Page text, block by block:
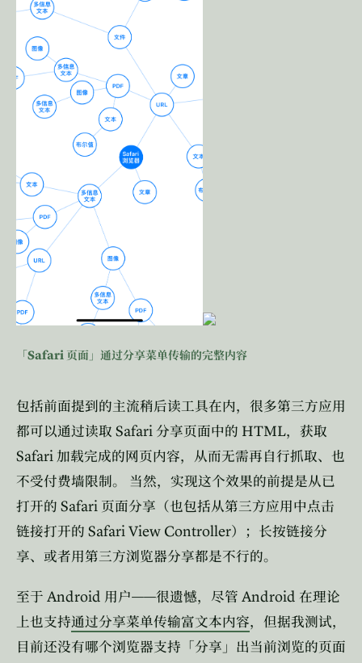
「 Safari 页面」通过分享菜单传输的完整内容
包括前面提到的主流稍后读工具在内，很多第三方应用
都可以通过读取 Safari分享页面中的 HTML，获取
Safari 加载完成的网页内容，从而无需再自行抓取、也
不受付费墙限制。
当然，实现这个效果的前提是从已
打开的 Safari 页面分享（也包括从第三方应用中点击
链接打开的 Safari View Controller）；长按链接分
享、或者用第三方浏览器分享都是不行的。
至于 Android 用户——很遗憾，尽管 Android 在理论
上也支持通过分享菜单传输富文本内容，但据我测试，
目前还没有哪个浏览器支持「分享」出当前浏览的页面